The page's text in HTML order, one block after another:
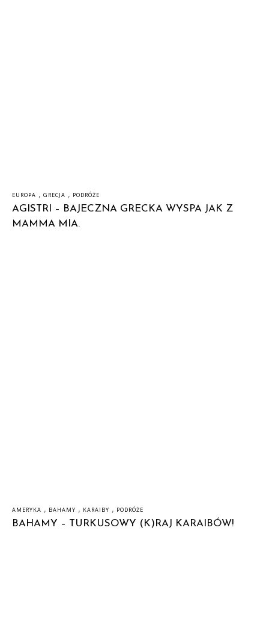
EUROPA , GRECJA , PODRÓŻE
AGISTRI – BAJECZNA GRECKA WYSPA JAK Z
MAMMA MIA.
AMERYKA , BAHAMY , KARAIBY , PODRÓŻE
BAHAMY – TURKUSOWY (K)RAJ KARAIBÓW!